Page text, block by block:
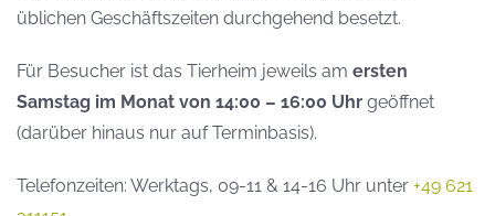
üblichen Geschäftszeiten durchgehend besetzt.
Für Besucher ist das Tierheim jeweils am ersten
Samstag im Monat von 14:00 – 16:00 Uhr geöffnet
(darüber hinaus nur auf Terminbasis).
Telefonzeiten: Werktags, 09-11 & 14-16 Uhr unter +49 621